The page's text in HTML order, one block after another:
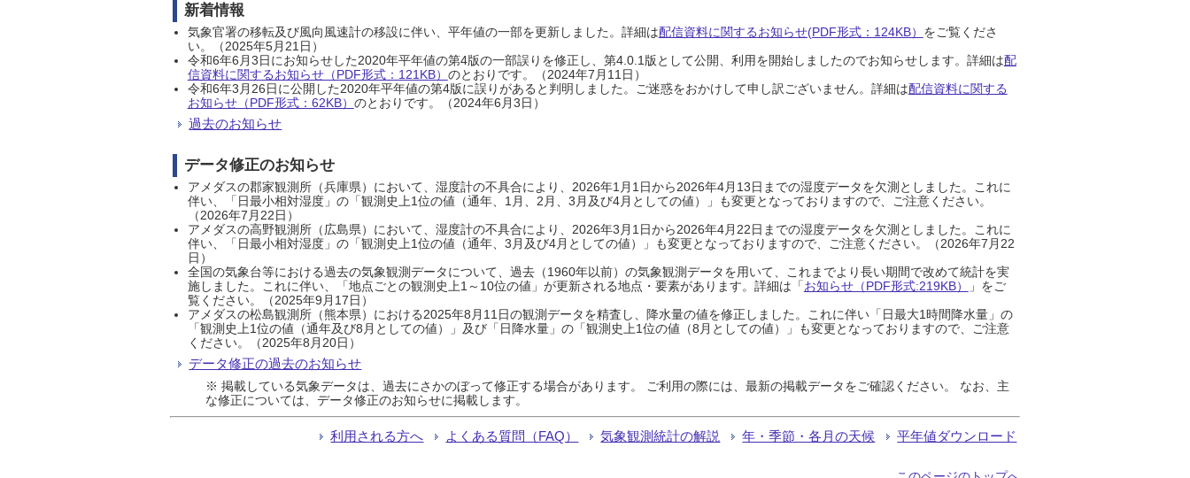
新着情報
気象官署の移転及び風向風速計の移設に伴い、平年値の一部を更新しました。詳細は配信資料に関するお知らせ(PDF形式：124KB） をご覧くださ
い。（2025年5月21日）
令和6年6月3日にお知らせした2020年平年値の第4版の一部誤りを修正し、第4.0.1版として公開、利用を開始しましたのでお知らせします。詳細は配
信資料に関するお知らせ（PDF形式：121KB） のとおりです。（2024年7月11日）
令和6年3月26日に公開した2020年平年値の第4版に誤りがあると判明しました。ご迷惑をおかけして申し訳ございません。詳細は配信資料に関する
お知らせ（PDF形式：62KB） のとおりです。（2024年6月3日）
過去のお知らせ
データ修正のお知らせ
アメダスの郡家観測所（兵庫県）において、湿度計の不具合により、2026年1月1日から2026年4月13日までの湿度データを欠測としました。これに
伴い、「日最小相対湿度」の「観測史上1位の値（通年、1月、2月、3月及び4月としての値）」も変更となっておりますので、ご注意ください。
（2026年7月22日）
アメダスの高野観測所（広島県）において、湿度計の不具合により、2026年3月1日から2026年4月22日までの湿度データを欠測としました。これに
伴い、「日最小相対湿度」の「観測史上1位の値（通年、3月及び4月としての値）」も変更となっておりますので、ご注意ください。（2026年7月22
日）
全国の気象台等における過去の気象観測データについて、過去（1960年以前）の気象観測データを用いて、これまでより長い期間で改めて統計を実
施しました。これに伴い、「地点ごとの観測史上1～10位の値」が更新される地点・要素があります。詳細は「お知らせ（PDF形式:219KB）
」をご
覧ください。（2025年9月17日）
アメダスの松島観測所（熊本県）における2025年8月11日の観測データを精査し、降水量の値を修正しました。これに伴い「日最大1時間降水量」の
「観測史上1位の値（通年及び8月としての値）」及び「日降水量」の「観測史上1位の値（8月としての値）」も変更となっておりますので、ご注意
ください。（2025年8月20日）
データ修正の過去のお知らせ
※ 掲載している気象データは、過去にさかのぼって修正する場合があります。 ご利用の際には、最新の掲載データをご確認ください。 なお、主
な修正については、データ修正のお知らせに掲載します。
利用される方へ よくある質問（FAQ） 気象観測統計の解説 年・季節・各月の天候 平年値ダウンロード